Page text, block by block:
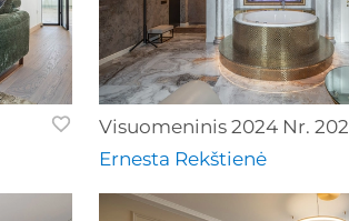
Visuomeninis 2024 Nr. 202
Ernesta Rekštienė